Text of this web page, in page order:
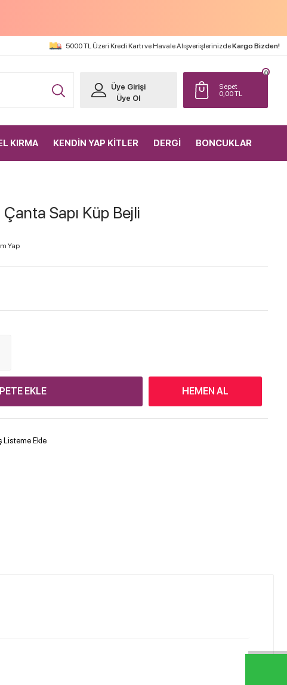
5000 TL Üzeri Kredi Kartı ve Havale AlışverişlerinizdeKargo Bizden!
Sepet
0,00TL
0
Üye Girişi
Üye Ol
KIRMA KENDİN YAP KİTLER DERGİ BONCUKLAR
Sapı Küp Bejli
Yap
EKLE HEMEN AL
Listeme Ekle